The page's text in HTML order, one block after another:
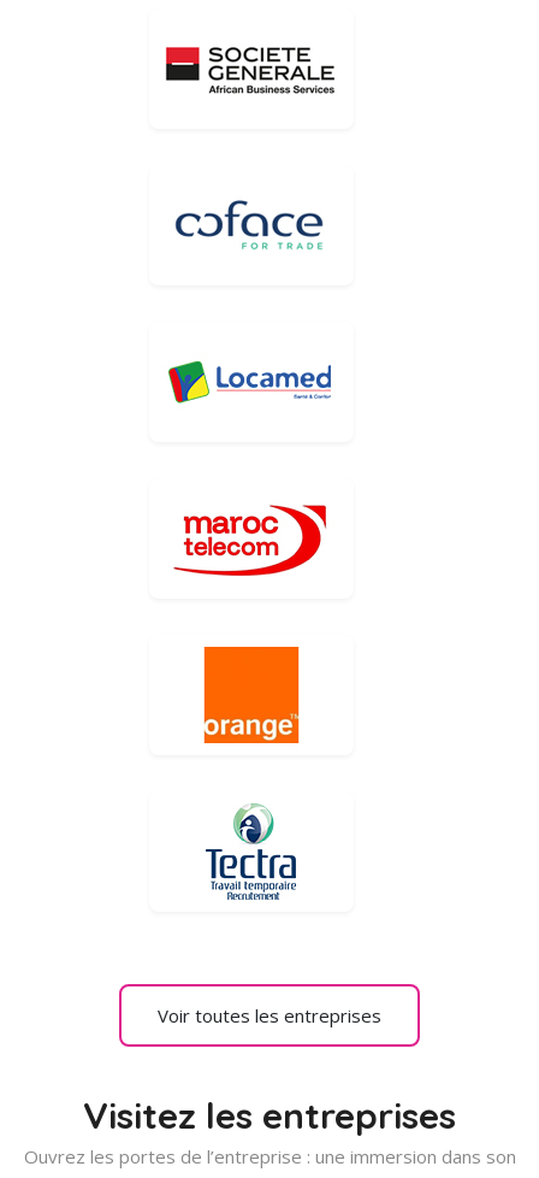
Voir toutes les entreprises
Visitez les entreprises
Ouvrez les portes de l’entreprise : une immersion dans son